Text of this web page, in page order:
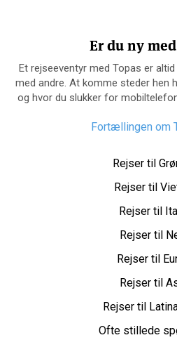
Er du ny
Et rejseeventyr med Topas er
med andre. At komme steder hen
og hvor du slukker for
Fortællingen om
Rejser til
Rejser til
Rejser til
Rejser til
Rejser til
Rejser til
Rejser til
Ofte stillede